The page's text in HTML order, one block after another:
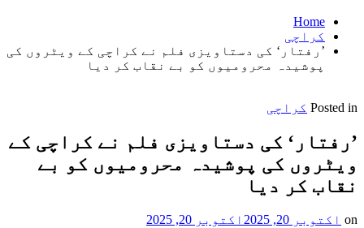
Home
کراچی
’رفتار‘ کی دستاویزی فلم نے کراچی کے ویٹروں کی
پوشیدہ محرومیوں کو بے نقاب کر دیا
Posted in کراچی
’رفتار‘ کی دستاویزی فلم نے کراچی کے
ویٹروں کی پوشیدہ محرومیوں کو بے
نقاب کر دیا
on اکتوبر 20, 2025
اکتوبر 20, 2025